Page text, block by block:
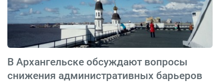
В Архангельске обсуждают вопросы
снижения административных барьеров